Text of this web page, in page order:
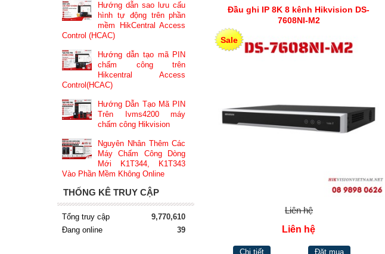
Đầu ghi IP 8K 8 kênh Hikvision DS-
7608NI-M2
Sale
Liên hệ
Liên hệ
Chi tiết Đặt mua
Hướng dẫn sao lưu cấu
hình tự động trên phần
mềm HikCentral Access
Control (HCAC)
Hướng dẫn tạo mã PIN
chấm công trên
Hikcentral Access
Control(HCAC)
Hướng Dẫn Tạo Mã PIN
Trên Ivms4200 máy
chấm công Hikvision
Nguyên Nhân Thêm Các
Máy Chấm Công Dòng
Mới K1T344, K1T343
Vào Phần Mềm Không Online
THỐNG KÊ TRUY CẬP
Tổng truy cập
9,770,610
Đang online
39